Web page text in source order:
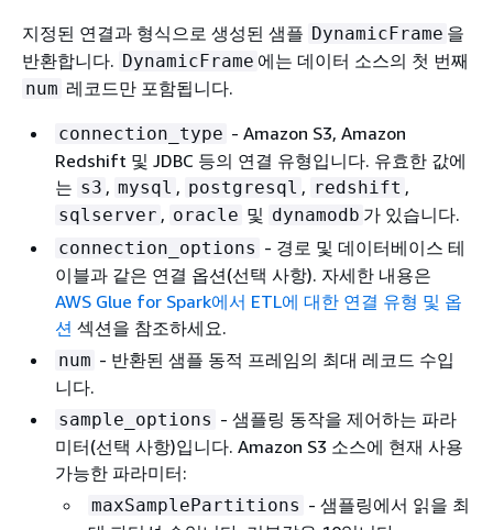
지정된 연결과 형식으로 생성된 샘플 DynamicFrame 을
반환합니다. DynamicFrame 에는 데이터 소스의 첫 번째
num 레코드만 포함됩니다.
connection_type - Amazon S3, Amazon
Redshift 및 JDBC 등의 연결 유형입니다. 유효한 값에
는 s3 , mysql , postgresql , redshift ,
sqlserver , oracle 및 dynamodb 가 있습니다.
connection_options - 경로 및 데이터베이스 테
이블과 같은 연결 옵션(선택 사항). 자세한 내용은
AWS Glue for Spark에서 ETL에 대한 연결 유형 및 옵
션 섹션을 참조하세요.
num - 반환된 샘플 동적 프레임의 최대 레코드 수입
니다.
sample_options - 샘플링 동작을 제어하는 파라
미터(선택 사항)입니다. Amazon S3 소스에 현재 사용
가능한 파라미터:
maxSamplePartitions - 샘플링에서 읽을 최